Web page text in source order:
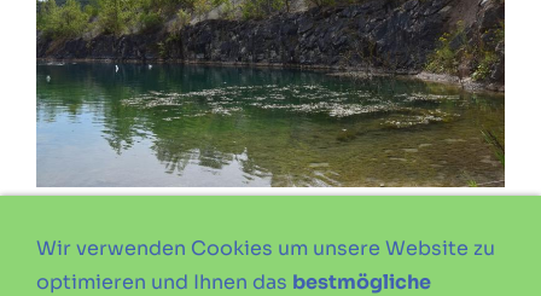
Wir verwenden Cookies um unsere Website zu
optimieren und Ihnen das bestmögliche